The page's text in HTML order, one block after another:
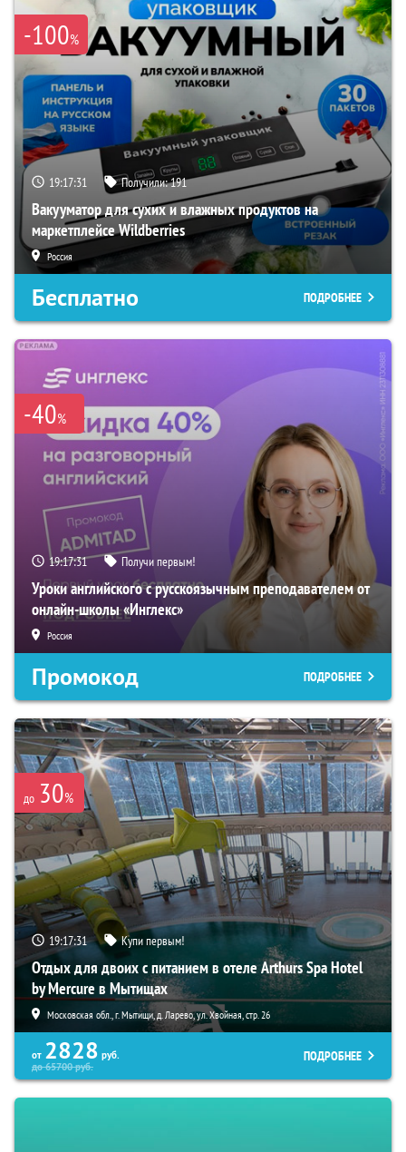
-100%
19:17:30 Получили:191
Вакууматор для сухих и влажных продуктов на
маркетплейсе Wildberries
Россия
Бесплатно ПОДРОБНЕЕ
-40%
19:17:30 Получи первым!
Уроки английского с русскоязычным преподавателем от
онлайн-школы «Инглекс»
Россия
Промокод ПОДРОБНЕЕ
до 30%
19:17:30 Купи первым!
Отдых для двоих с питанием в отеле Arthurs Spa Hotel
by Mercure в Мытищах
Московская обл., г. Мытищи, д. Ларево, ул. Хвойная, стр. 26
от 2828 руб.
до65700руб.
ПОДРОБНЕЕ